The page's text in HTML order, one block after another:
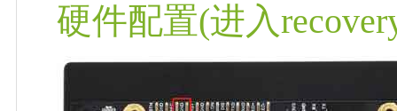
硬件配置(进入